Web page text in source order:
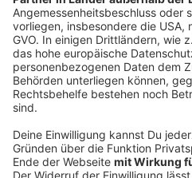
Mit dem Fond der beim
ausgedrehten ist
die Sahne dazugeben.
Mit Limettensaft und
der Stärke binden
Süßkartoffelpüree:
Die Kartoffeln mit einem
anschließend bei 180